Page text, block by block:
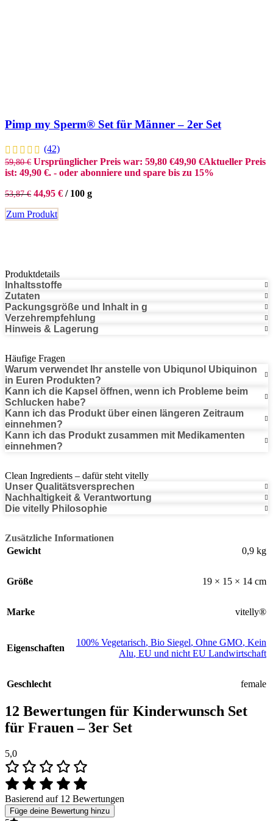
Pimp my Sperm® Set für Männer – 2er Set
(42)
59,80€ Ursprünglicher Preis war: 59,80 €49,90 €Aktueller Preis
ist: 49,90 €. - oder abonniere und spare bis zu 15%
53,87€ 44,95 € / 100 g
Zum Produkt
Produktdetails
Inhaltsstoffe
Zutaten
Packungsgröße und Inhalt in g
Verzehrempfehlung
Hinweis & Lagerung
Häufige Fragen
Warum verwendet Ihr anstelle von Ubiqunol Ubiquinon
in Euren Produkten?
Kann ich die Kapsel öffnen, wenn ich Probleme beim
Schlucken habe?
Kann ich das Produkt über einen längeren Zeitraum
einnehmen?
Kann ich das Produkt zusammen mit Medikamenten
einnehmen?
Clean Ingredients – dafür steht vitelly
Unser Qualitätsversprechen
Nachhaltigkeit & Verantwortung
Die vitelly Philosophie
Zusätzliche Informationen
Gewicht
0,9 kg
Größe 19 × 15 × 14 cm
Marke vitelly®
Eigenschaften
100% Vegetarisch, Bio Siegel, Ohne GMO, Kein
Alu, EU und nicht EU Landwirtschaft
Geschlecht female
12 Bewertungen für Kinderwunsch Set
für Frauen – 3er Set
5,0
Basierend auf 12 Bewertungen
Füge deine Bewertung hinzu